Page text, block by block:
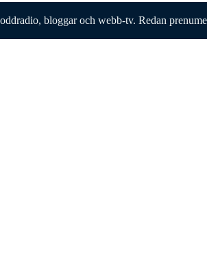
bloggar och webb-tv. Redan